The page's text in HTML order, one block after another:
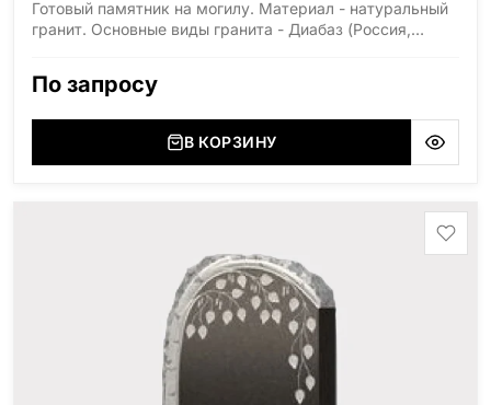
Готовый памятник на могилу. Материал - натуральный
гранит. Основные виды гранита - Диабаз (Россия,
(Украина, Житомерская область), Лабродарит
(Украина, Житомерская область), Сюксюансаари
(Россия, Карелия), Амфиболит (Россия, Мурманская
минимальные стандартные размеры: Стела: 80x40x5
По запросу
В КОРЗИНУ